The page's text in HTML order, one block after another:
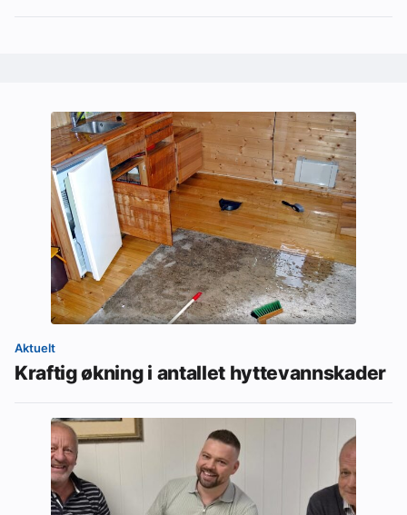
Aktuelt
Kraftig økning i antallet hyttevannskader